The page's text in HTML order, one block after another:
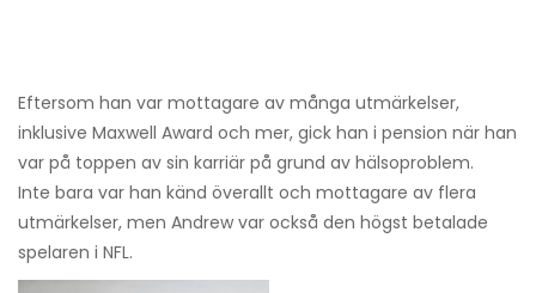
Eftersom han var mottagare av många utmärkelser,
inklusive Maxwell Award och mer, gick han i pension när han
var på toppen av sin karriär på grund av hälsoproblem.
Inte bara var han känd överallt och mottagare av flera
utmärkelser, men Andrew var också den högst betalade
spelaren i NFL.